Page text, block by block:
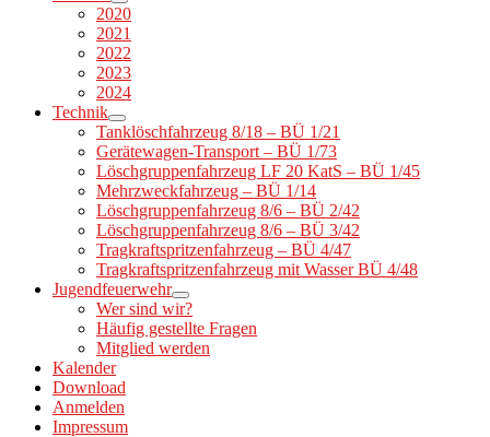
2020
2021
2022
2023
2024
Technik
Tanklöschfahrzeug 8/18 – BÜ 1/21
Gerätewagen-Transport – BÜ 1/73
Löschgruppenfahrzeug LF 20 KatS – BÜ 1/45
Mehrzweckfahrzeug – BÜ 1/14
Löschgruppenfahrzeug 8/6 – BÜ 2/42
Löschgruppenfahrzeug 8/6 – BÜ 3/42
Tragkraftspritzenfahrzeug – BÜ 4/47
Tragkraftspritzenfahrzeug mit Wasser BÜ 4/48
Jugendfeuerwehr
Wer sind wir?
Häufig gestellte Fragen
Mitglied werden
Kalender
Download
Anmelden
Impressum